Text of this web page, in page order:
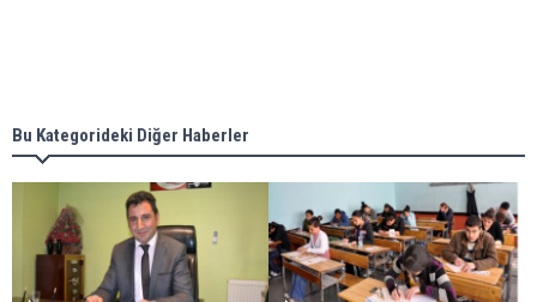
Bu Kategorideki Diğer Haberler